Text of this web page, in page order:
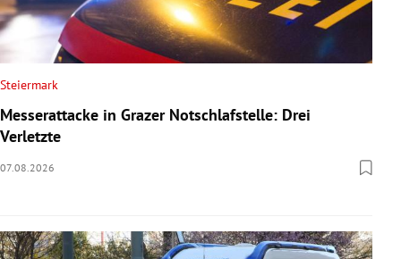
Untermenü
Untermenü
Untermenü
Steiermark
Messerattacke in Grazer Notschlafstelle: Drei
Verletzte
07.08.2026